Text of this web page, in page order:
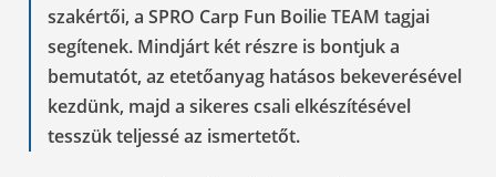
szakértői, a SPRO Carp Fun Boilie TEAM tagjai
segítenek. Mindjárt két részre is bontjuk a
bemutatót, az etetőanyag hatásos bekeverésével
kezdünk, majd a sikeres csali elkészítésével
tesszük teljessé az ismertetőt.